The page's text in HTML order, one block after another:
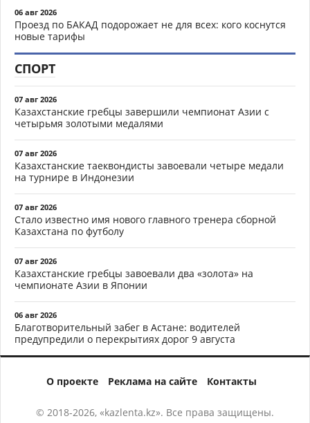
06 авг 2026
Проезд по БАКАД подорожает не для всех: кого коснутся
новые тарифы
СПОРТ
07 авг 2026
Казахстанские гребцы завершили чемпионат Азии с
четырьмя золотыми медалями
07 авг 2026
Казахстанские таеквондисты завоевали четыре медали
на турнире в Индонезии
07 авг 2026
Стало известно имя нового главного тренера сборной
Казахстана по футболу
07 авг 2026
Казахстанские гребцы завоевали два «золота» на
чемпионате Азии в Японии
06 авг 2026
Благотворительный забег в Астане: водителей
предупредили о перекрытиях дорог 9 августа
О проекте Реклама на сайте Контакты
© 2018-2026, «kazlenta.kz». Все права защищены.